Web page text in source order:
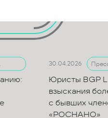
30.04.2026
Юристы BGP
взыскания
с бывших
«РОСНАНО»